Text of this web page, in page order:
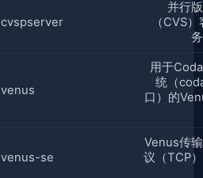
cvspserver
并行
（CVS
venus
用于
统（
口）的
venus-se
Venus传
议（TCP